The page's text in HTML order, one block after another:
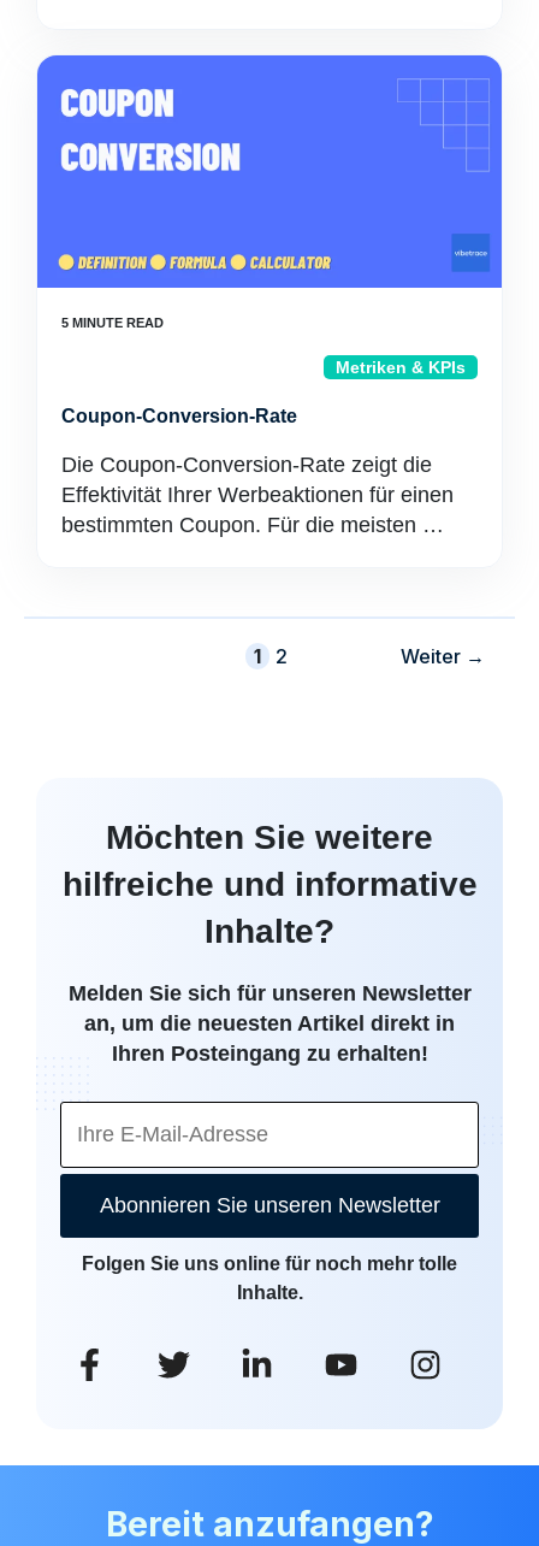
Metriken & KPIs
Coupon-Conversion-Rate
Die Coupon-Conversion-Rate zeigt die
Effektivität Ihrer Werbeaktionen für einen
bestimmten Coupon. Für die meisten …
Buchseite
1 Buchseite
2 Weiter →
Möchten Sie weitere
hilfreiche und informative
Inhalte?
Melden Sie sich für unseren Newsletter
an, um die neuesten Artikel direkt in
Ihren Posteingang zu erhalten!
Abonnieren Sie unseren Newsletter
Folgen Sie uns online für noch mehr tolle
Inhalte.
Bereit anzufangen?